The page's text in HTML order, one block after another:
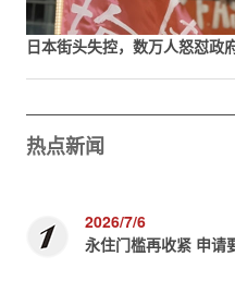
日本街头失控，数万人怒怼政
热点新闻
2026/7/6
永住门槛再收紧 申请